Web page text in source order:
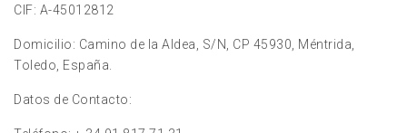
CIF: A-45012812
Domicilio: Camino de la Aldea, S/N, CP 45930, Méntrida,
Toledo, España.
Datos de Contacto: